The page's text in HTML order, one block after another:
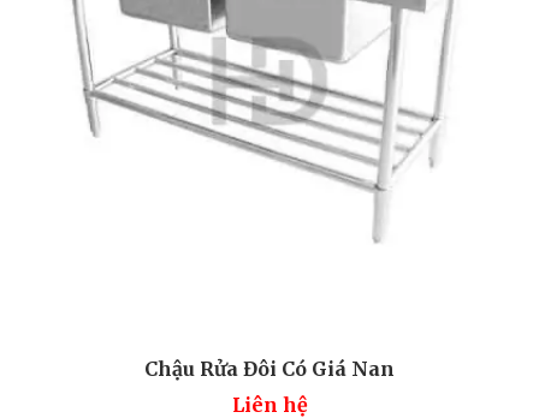
Chậu Rửa Đôi Có Giá Nan
Liên hệ